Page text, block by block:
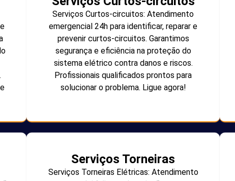
Serviços Curtos-circuitos: Atendimento
emergencial 24h para identificar, reparar e
prevenir curtos-circuitos. Garantimos
segurança e eficiência na proteção do
sistema elétrico contra danos e riscos.
Profissionais qualificados prontos para
solucionar o problema. Ligue agora!
Serviços Torneiras
Serviços Torneiras Elétricas: Atendimento